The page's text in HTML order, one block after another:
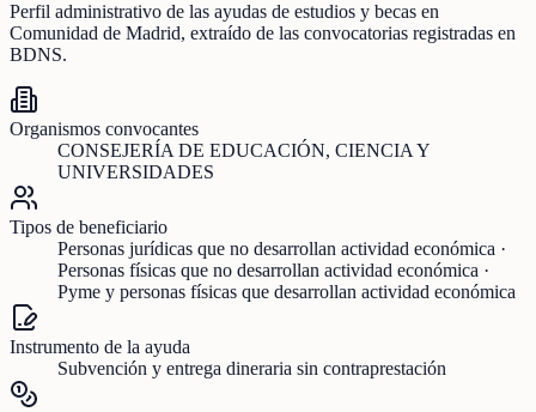
Perfil administrativo de las ayudas de estudios y becas en
Comunidad de Madrid, extraído de las convocatorias registradas en
BDNS.
Organismos convocantes
CONSEJERÍA DE EDUCACIÓN, CIENCIA Y
UNIVERSIDADES
Tipos de beneficiario
Personas jurídicas que no desarrollan actividad económica ·
Personas físicas que no desarrollan actividad económica ·
Pyme y personas físicas que desarrollan actividad económica
Instrumento de la ayuda
Subvención y entrega dineraria sin contraprestación